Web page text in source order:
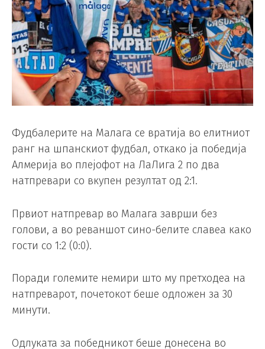
Фудбалерите на Малага се вратија во елитниот
ранг на шпанскиот фудбал, откако ја победија
Алмерија во плејофот на ЛаЛига 2 по два
натпревари со вкупен резултат од 2:1.
Првиот натпревар во Малага заврши без
голови, а во реваншот сино-белите славеа како
гости со 1:2 (0:0).
Поради големите немири што му претходеа на
натпреварот, почетокот беше одложен за 30
минути.
Одлуката за победникот беше донесена во